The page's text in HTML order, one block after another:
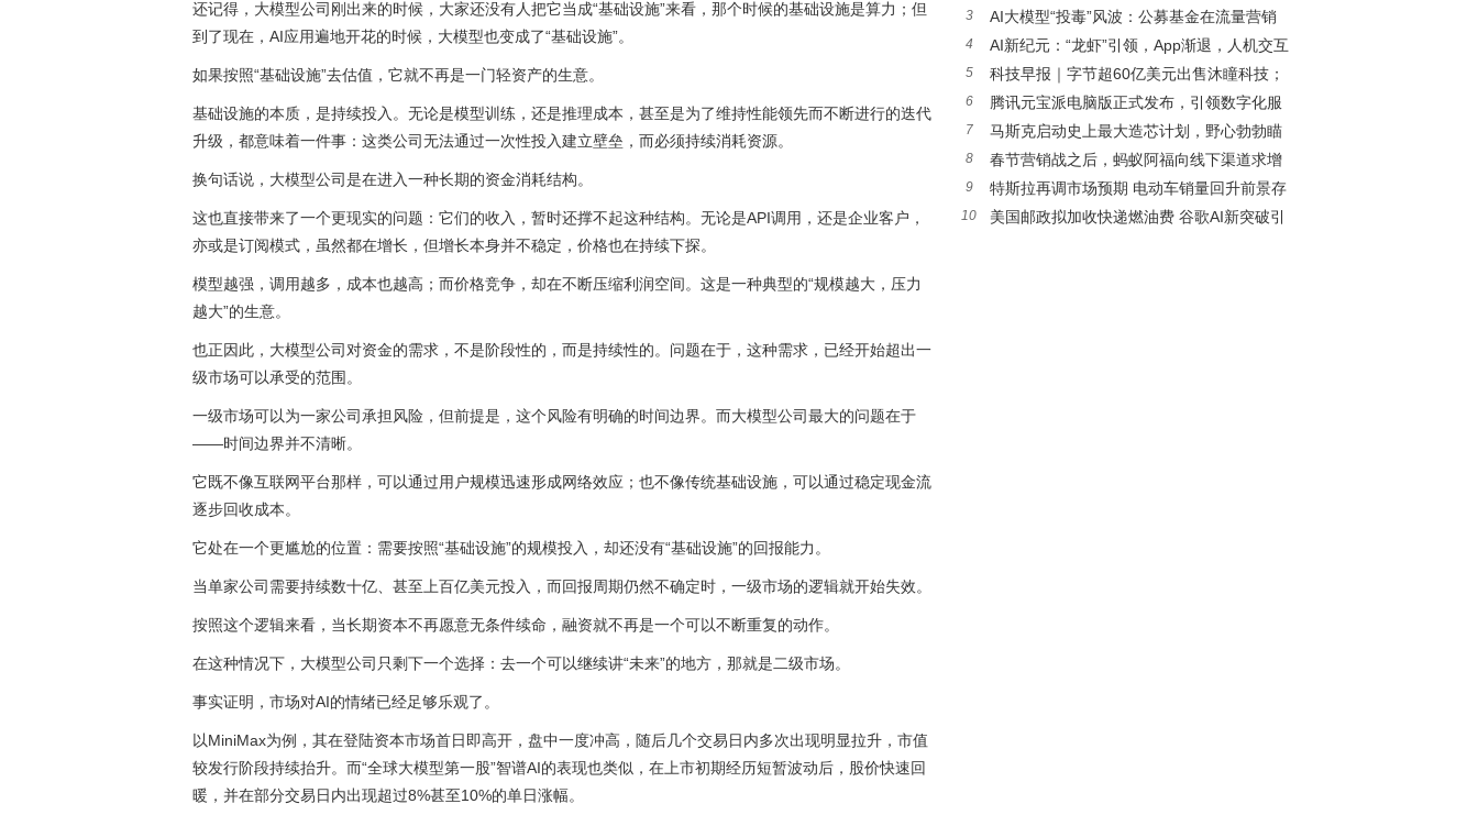
还记得，大模型公司刚出来的时候，大家还没有人把它当成“基础设施”来看，那个时候的基础设施是算力；但
到了现在，AI应用遍地开花的时候，大模型也变成了“基础设施”。
如果按照“基础设施”去估值，它就不再是一门轻资产的生意。
基础设施的本质，是持续投入。无论是模型训练，还是推理成本，甚至是为了维持性能领先而不断进行的迭代
升级，都意味着一件事：这类公司无法通过一次性投入建立壁垒，而必须持续消耗资源。
换句话说，大模型公司是在进入一种长期的资金消耗结构。
这也直接带来了一个更现实的问题：它们的收入，暂时还撑不起这种结构。无论是API调用，还是企业客户，
亦或是订阅模式，虽然都在增长，但增长本身并不稳定，价格也在持续下探。
模型越强，调用越多，成本也越高；而价格竞争，却在不断压缩利润空间。这是一种典型的“规模越大，压力
越大”的生意。
也正因此，大模型公司对资金的需求，不是阶段性的，而是持续性的。问题在于，这种需求，已经开始超出一
级市场可以承受的范围。
一级市场可以为一家公司承担风险，但前提是，这个风险有明确的时间边界。而大模型公司最大的问题在于
——时间边界并不清晰。
它既不像互联网平台那样，可以通过用户规模迅速形成网络效应；也不像传统基础设施，可以通过稳定现金流
逐步回收成本。
它处在一个更尴尬的位置：需要按照“基础设施”的规模投入，却还没有“基础设施”的回报能力。
当单家公司需要持续数十亿、甚至上百亿美元投入，而回报周期仍然不确定时，一级市场的逻辑就开始失效。
按照这个逻辑来看，当长期资本不再愿意无条件续命，融资就不再是一个可以不断重复的动作。
在这种情况下，大模型公司只剩下一个选择：去一个可以继续讲“未来”的地方，那就是二级市场。
事实证明，市场对AI的情绪已经足够乐观了。
以MiniMax为例，其在登陆资本市场首日即高开，盘中一度冲高，随后几个交易日内多次出现明显拉升，市值
较发行阶段持续抬升。而“全球大模型第一股”智谱AI的表现也类似，在上市初期经历短暂波动后，股价快速回
暖，并在部分交易日内出现超过8%甚至10%的单日涨幅。
消纳电量提升30%
3
AI大模型“投毒”风波：公募基金在流量营销
与合规之间的艰难抉择｜基市乱象追踪⑦
4
AI新纪元：“龙虾”引领，App渐退，人机交互
革命将启
5
科技早报｜字节超60亿美元出售沐瞳科技；
存储巨头铠侠发布停产通知
6
腾讯元宝派电脑版正式发布，引领数字化服
务新潮流
7
马斯克启动史上最大造芯计划，野心勃勃瞄
准太空算力
8
春节营销战之后，蚂蚁阿福向线下渠道求增
长
9
特斯拉再调市场预期 电动车销量回升前景存
疑
10
美国邮政拟加收快递燃油费 谷歌AI新突破引